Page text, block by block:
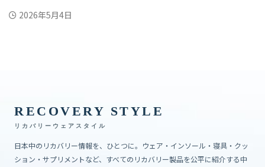
2026年5月4日
RECOVERY STYLE
リカバリーウェアスタイル
日本中のリカバリー情報を、ひとつに。ウェア・インソール・寝具・クッ
ション・サプリメントなど、すべてのリカバリー製品を公平に紹介する中